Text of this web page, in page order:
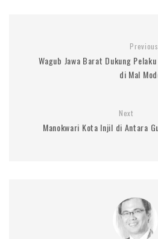
Previous
Wagub Jawa Barat Dukung
di Mal
Next
Manokwari Kota Injil di Antara